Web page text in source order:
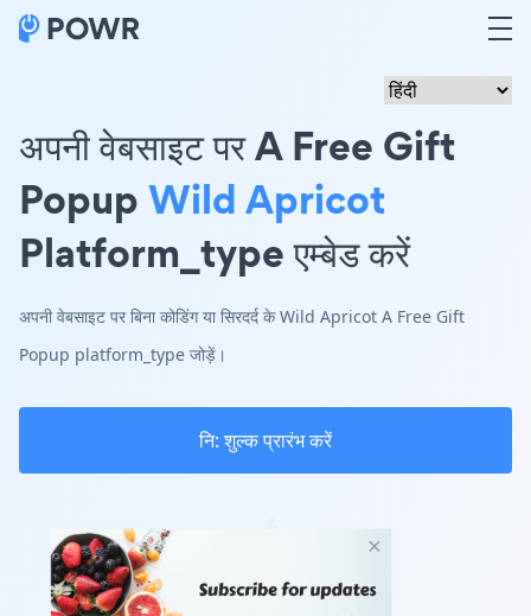
अपनी वेबसाइट पर A Free Gift
PopupWild Apricot
Platform_type एम्बेड करें
अपनी वेबसाइट पर बिना कोडिंग या सिरदर्द के Wild Apricot A Free Gift
Popup platform_type जोड़ें।
नि: शुल्क प्रारंभ करें